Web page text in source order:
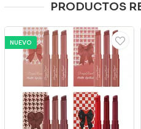
PRODUCTOS
NUEVO